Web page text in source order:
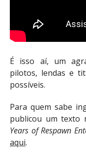
É isso aí, um
pilotos, lendas e
possíveis.
Para quem sabe
publicou um texto
Years of Respawn
aqui.